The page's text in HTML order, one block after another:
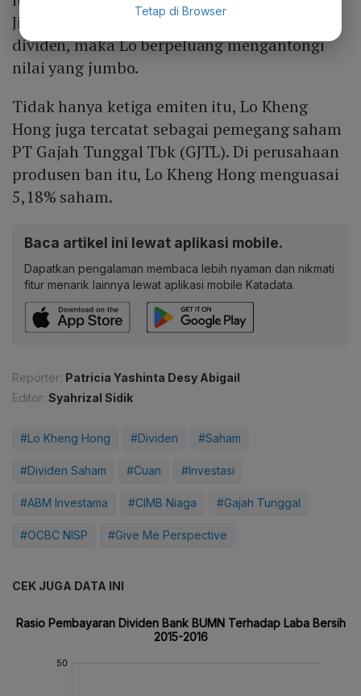
Jika RUPST memutuskan untuk membagikan
dividen, maka Lo berpeluang mengantongi
nilai yang jumbo.
Tidak hanya ketiga emiten itu, Lo Kheng
Hong juga tercatat sebagai pemegang saham
PT Gajah Tunggal Tbk (GJTL). Di perusahaan
produsen ban itu, Lo Kheng Hong menguasai
5,18% saham.
Baca artikel ini lewat aplikasi mobile.
Dapatkan pengalaman membaca lebih nyaman dan nikmati
fitur menarik lainnya lewat aplikasi mobile Katadata.
Reporter: Patricia Yashinta Desy Abigail
Editor: Syahrizal Sidik
#Lo Kheng Hong #Dividen #Saham
#Dividen Saham #Cuan #Investasi
#ABM Investama #CIMB Niaga #Gajah Tunggal
#OCBC NISP #Give Me Perspective
CEK JUGA DATA INI
Tetap di Browser